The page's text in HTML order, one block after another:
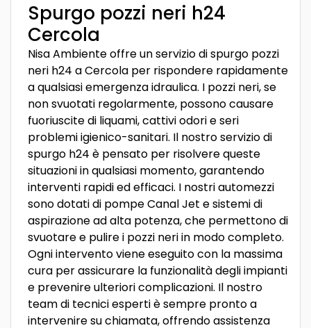
Spurgo pozzi neri h24
Cercola
Nisa Ambiente offre un servizio di spurgo pozzi
neri h24 a Cercola per rispondere rapidamente
a qualsiasi emergenza idraulica. I pozzi neri, se
non svuotati regolarmente, possono causare
fuoriuscite di liquami, cattivi odori e seri
problemi igienico-sanitari. Il nostro servizio di
spurgo h24 è pensato per risolvere queste
situazioni in qualsiasi momento, garantendo
interventi rapidi ed efficaci. I nostri automezzi
sono dotati di pompe Canal Jet e sistemi di
aspirazione ad alta potenza, che permettono di
svuotare e pulire i pozzi neri in modo completo.
Ogni intervento viene eseguito con la massima
cura per assicurare la funzionalità degli impianti
e prevenire ulteriori complicazioni. Il nostro
team di tecnici esperti è sempre pronto a
intervenire su chiamata, offrendo assistenza